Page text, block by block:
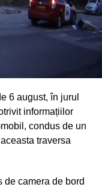
6 august, în jurul
informațiilor
condus de un
traversa
de camera de bord